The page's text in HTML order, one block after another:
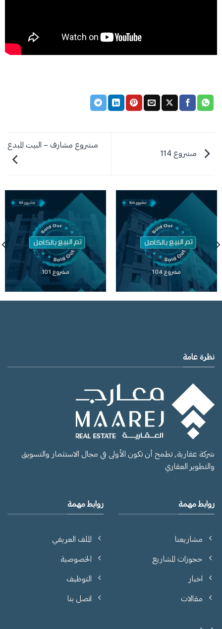
مشروع 114
مشروع مشارف – البيت المبدع
مشروع 104 مشروع 101
نظرة عامة
شركة عقارية, تطمح أن تكون الأولى في مجال الاستثمار والتسويق
والتطوير العقاري
روابط مهمة
مشاريعنا
حجوزات المشاريع
اخبار
مقالات
روابط مهمة
الملف العريفي
الخصوصية
التوظيف
اتصل بنا